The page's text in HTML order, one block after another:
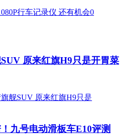
原来红旗H9只是开胃菜
九号电动滑板车E10评测